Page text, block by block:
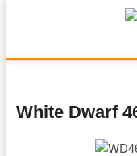
White Dwarf